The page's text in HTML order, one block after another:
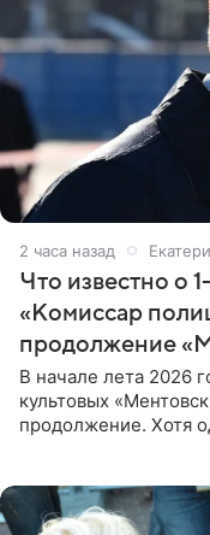
2 часа назад
Что известно о
«Комиссар
продолжение
В начале лета 2026
культовых
продолжение. Хотя